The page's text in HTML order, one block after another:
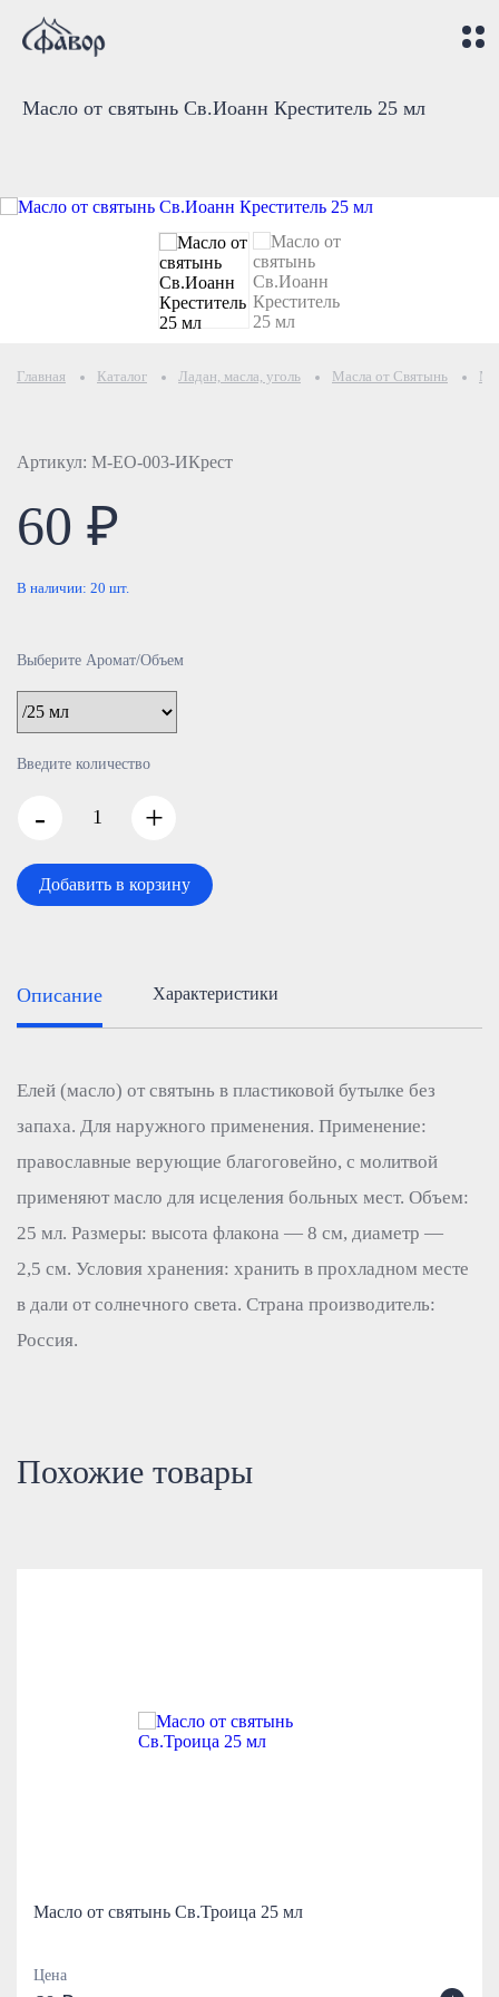
Масло от святынь Св.Иоанн Креститель 25 мл
Главная Каталог Ладан, масла, уголь Масла от Святынь
Артикул: М-ЕО-003-ИКрест
60 ₽
В наличии: 20 шт.
Выберите Аромат/Объем
Введите количество
- +
Добавить в корзину
Описание Характеристики
Елей (масло) от святынь в пластиковой бутылке без
запаха. Для наружного применения. Применение:
православные верующие благоговейно, с молитвой
применяют масло для исцеления больных мест. Объем:
25 мл. Размеры: высота флакона — 8 см, диаметр —
2,5 см. Условия хранения: хранить в прохладном месте
в дали от солнечного света. Страна производитель:
Россия.
Похожие товары
Масло от святынь Св.Троица 25 мл
Цена